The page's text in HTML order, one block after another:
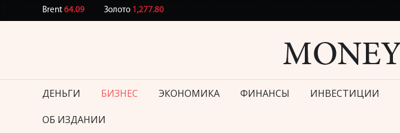
Brent64.09 Золото1,277.80
ДЕНЬГИ БИЗНЕС ЭКОНОМИКА ФИНАНСЫ ИНВЕСТИЦИИ
ОБ ИЗДАНИИ